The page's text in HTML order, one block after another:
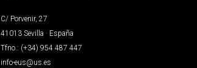
C/ Porvenir, 27
41013 Sevilla · España
Tfno.: (+34) 954 487 447
info-eus@us.es